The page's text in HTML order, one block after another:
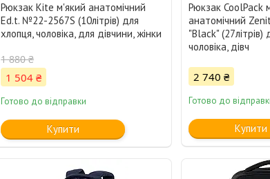
Рюкзак Kite м'який анатомічний
Ed.t. №22-2567S (10літрів) для
хлопця, чоловіка, для дівчини, жінки
1 880 ₴
1 504 ₴
Готово до відправки
Купити
Рюкзак CoolPack
анатомічний
"Blаck" (27літрів)
чоловіка, дівч
2 740 ₴
Готово до
Купити